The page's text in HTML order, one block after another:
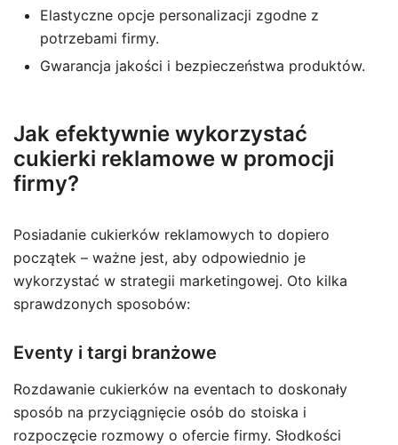
Elastyczne opcje personalizacji zgodne z
potrzebami firmy.
Gwarancja jakości i bezpieczeństwa produktów.
Jak efektywnie wykorzystać
cukierki reklamowe w promocji
firmy?
Posiadanie cukierków reklamowych to dopiero
początek – ważne jest, aby odpowiednio je
wykorzystać w strategii marketingowej. Oto kilka
sprawdzonych sposobów:
Eventy i targi branżowe
Rozdawanie cukierków na eventach to doskonały
sposób na przyciągnięcie osób do stoiska i
rozpoczęcie rozmowy o ofercie firmy. Słodkości